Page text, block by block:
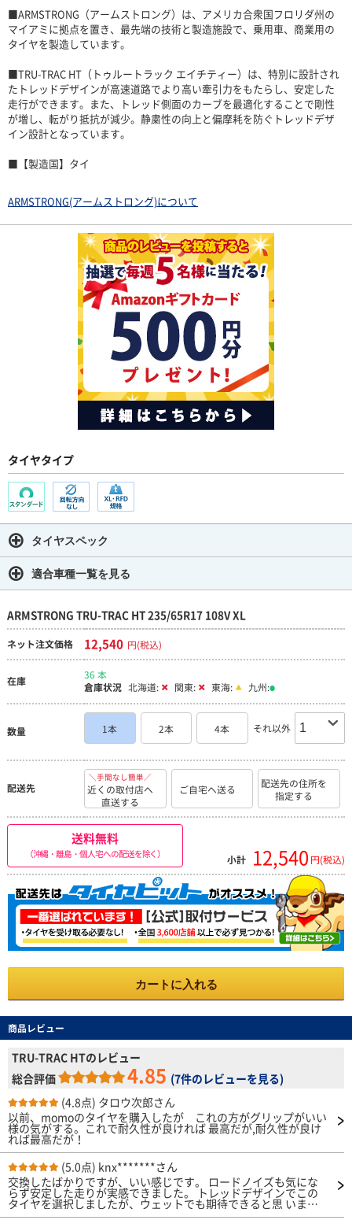
■ARMSTRONG（アームストロング）は、アメリカ合衆国フロリダ州の
マイアミに拠点を置き、最先端の技術と製造施設で、乗用車、商業用の
タイヤを製造しています。
■TRU-TRAC HT（トゥルートラック エイチティー）は、特別に設計され
たトレッドデザインが高速道路でより高い牽引力をもたらし、安定した
走行ができます。また、トレッド側面のカーブを最適化することで剛性
が増し、転がり抵抗が減少。静粛性の向上と偏摩耗を防ぐトレッドデザ
イン設計となっています。
■【製造国】タイ
ARMSTRONG(アームストロング)について
タイヤタイプ
タイヤスペック
適合車種一覧を見る
ARMSTRONG TRU-TRAC HT 235/65R17 108V XL
ネット注文価格 12,540 円(税込)
在庫
36 本
倉庫状況 北海道: 関東: 東海: 九州:
数量 1本 2本 4本 それ以外
配送先
＼手間なし簡単／
近くの取付店へ
直送する
ご自宅へ送る
配送先の住所を
指定する
送料無料
（沖縄・離島・個人宅への配送を除く） 小計 12,540 円(税込)
カートに入れる
商品レビュー
TRU-TRAC HTのレビュー
総合評価
4.85 (7件のレビューを見る)
(4.8点) タロウ次郎さん
以前、momoのタイヤを購入したが これの方がグリップがいい
様の気がする。これで耐久性が良ければ 最高だが,耐久性が良け
れば最高だが！
(5.0点) knx*******さん
交換したばかりですが、いい感じです。 ロードノイズも気にな
らず安定した走りが実感できました。 トレッドデザインでこの
タイヤを選択しましたが、ウェットでも期待できると思 いま
す。